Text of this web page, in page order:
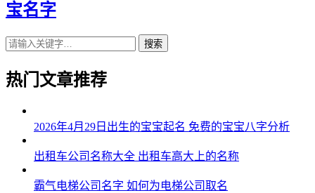
宝名字
搜索
热门文章推荐
2026年4月29日出生的宝宝起名 免费的宝宝八字分析
出租车公司名称大全 出租车高大上的名称
霸气电梯公司名字 如何为电梯公司取名